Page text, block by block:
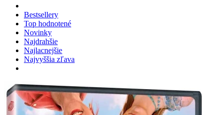
Bestsellery
Top hodnotené
Novinky
Najdrahšie
Najlacnejšie
Najvyššia zľava